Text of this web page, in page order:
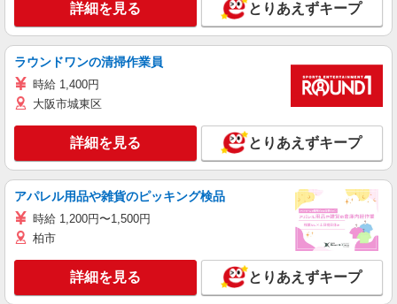
詳細を見る とりあえずキープ
ラウンドワンの清掃作業員
時給 1,400円
大阪市城東区
詳細を見る とりあえずキープ
アパレル用品や雑貨のピッキング検品
時給 1,200円〜1,500円
柏市
詳細を見る とりあえずキープ